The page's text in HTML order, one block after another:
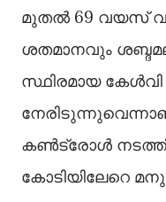
മുതല്‍ 69 വയസ്
ശതമാനവും
സ്ഥിരമായ
കണ്‍ട്രോള്‍
കോടിയിലേറെ